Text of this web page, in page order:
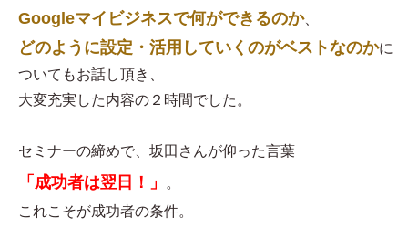
Googleマイビジネスで何ができるのか、
どのように設定・活用していくのがベストなのかに
ついてもお話し頂き、
大変充実した内容の２時間でした。
セミナーの締めで、坂田さんが仰った言葉
「成功者は翌日！」
。
これこそが成功者の条件。